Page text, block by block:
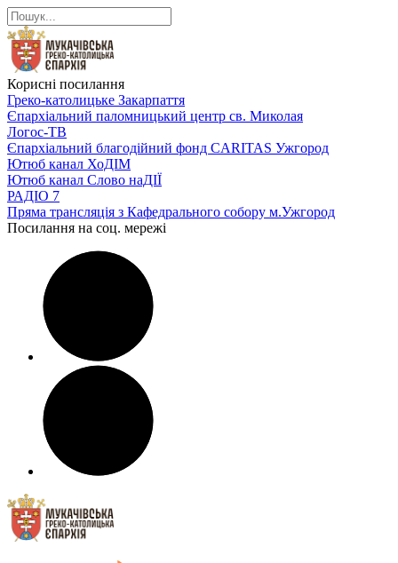
Корисні посилання
Греко-католицьке Закарпаття
Єпархіальний паломницький центр св. Миколая
Логос-ТВ
Єпархіальний благодійний фонд CARITAS Ужгород
Ютюб канал ХоДІМ
Ютюб канал Слово наДІЇ
РАДІО 7
Пряма трансляція з Кафедрального собору м.Ужгород
Посилання на соц. мережі